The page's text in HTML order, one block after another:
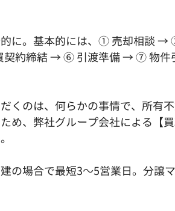
的に。基本的には、① 売却相談
約締結 → ⑥ 引渡準備 → ⑦ 物件
くのは、何らかの事情で、所有
め、弊社グループ会社による【
の場合で最短3～5営業日。分譲